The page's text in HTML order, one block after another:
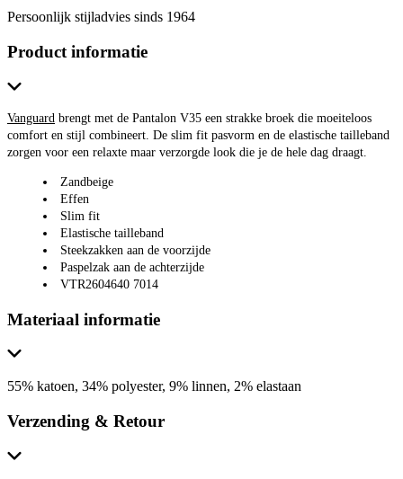
Persoonlijk stijladvies sinds 1964
Product informatie
Vanguard brengt met de Pantalon V35 een strakke broek die moeiteloos
comfort en stijl combineert. De slim fit pasvorm en de elastische tailleband
zorgen voor een relaxte maar verzorgde look die je de hele dag draagt.
Zandbeige
Effen
Slim fit
Elastische tailleband
Steekzakken aan de voorzijde
Paspelzak aan de achterzijde
VTR2604640 7014
Materiaal informatie
55% katoen, 34% polyester, 9% linnen, 2% elastaan
Verzending & Retour